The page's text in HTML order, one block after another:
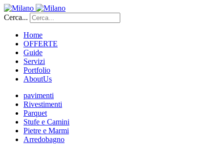
Cerca...
Home
OFFERTE
Guide
Servizi
Portfolio
AboutUs
pavimenti
Rivestimenti
Parquet
Stufe e Camini
Pietre e Marmi
Arredobagno